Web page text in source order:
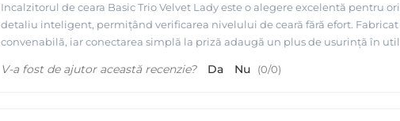
Incalzitorul de ceara Basic Trio Velvet Lady este o alegere excelentă pentru
detaliu inteligent, permițând verificarea nivelului de ceară fără efort.
convenabilă, iar conectarea simplă la priză adaugă un plus de usurință în
V-a fost de ajutor această recenzie? Da Nu (0/0)